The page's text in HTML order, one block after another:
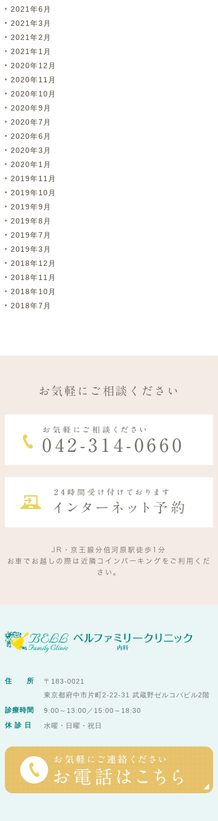
2021年6月
2021年3月
2021年2月
2021年1月
2020年12月
2020年11月
2020年10月
2020年9月
2020年7月
2020年6月
2020年3月
2020年1月
2019年11月
2019年10月
2019年9月
2019年8月
2019年7月
2019年3月
2018年12月
2018年11月
2018年10月
2018年7月
お気軽にご相談ください
JR・京王線分倍河原駅徒歩1分
お車でお越しの際は近隣コインパーキングをご利用くだ
さい。
住 所
〒183-0021
東京都府中市片町2-22-31 武蔵野ゼルコバビル2階
診療時間
9:00～13:00／15:00～18:30
休 診 日
水曜・日曜・祝日